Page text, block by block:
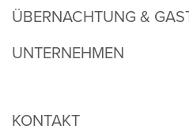
ÜBERNACHTUNG &
UNTERNEHMEN
KONTAKT